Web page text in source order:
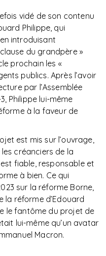
vidé de son contenu
Philippe, qui
introduisant
du grandpère »
prochain les «
publics. Après l’avoir
par l’Assemblée
Philippe lui-même
à la faveur de
est mis sur l’ouvrage,
créanciers de la
fiable, responsable et
à bien. Ce qui
sur la réforme Borne,
la réforme d’Edouard
le fantôme du projet de
lui-même qu’un avatar
Macron.